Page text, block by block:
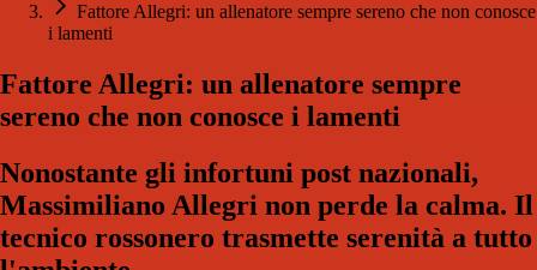
Fattore Allegri: un allenatore sempre sereno che non conosce
i lamenti
Fattore Allegri: un allenatore sempre
sereno che non conosce i lamenti
Nonostante gli infortuni post nazionali,
Massimiliano Allegri non perde la calma. Il
tecnico rossonero trasmette serenità a tutto